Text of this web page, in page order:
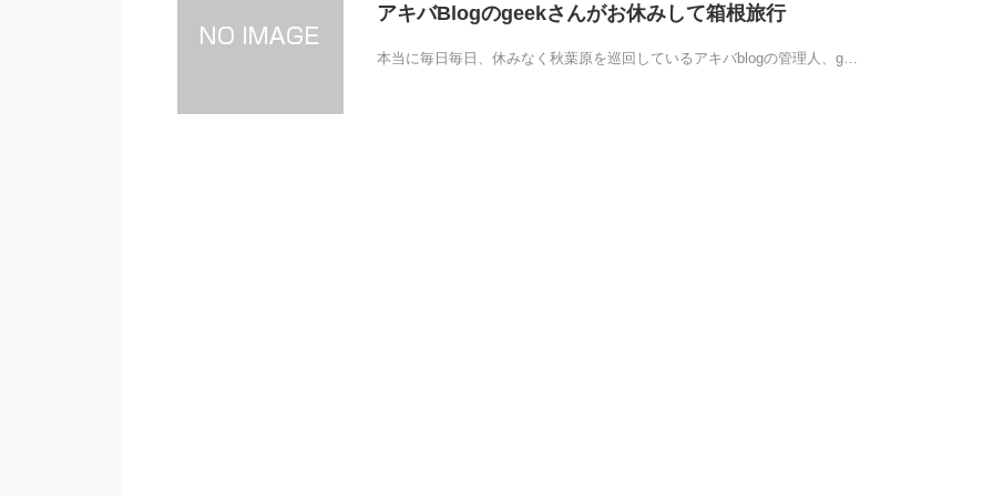
アキバBlogのgeekさんがお休みして箱根旅行
本当に毎日毎日、休みなく秋葉原を巡回しているアキバblogの管理人、g…